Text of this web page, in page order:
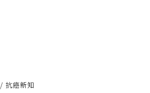
/ 抗癌新知